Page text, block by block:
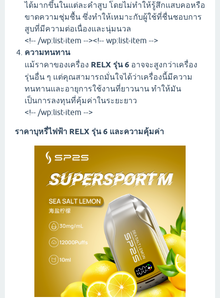
ได้มากขึ้นในแต่ละคำสูบ โดยไม่ทำให้รู้สึกแสบคอหรือ
ขาดความชุ่มชื้น ซึ่งทำให้เหมาะกับผู้ใช้ที่ชื่นชอบการ
สูบที่มีความต่อเนื่องและนุ่มนวล
<!-- /wp:list-item --><!-- wp:list-item -->
ความทนทาน
แม้ราคาของเครื่อง RELX รุ่น 6 อาจจะสูงกว่าเครื่อง
รุ่นอื่น ๆ แต่คุณสามารถมั่นใจได้ว่าเครื่องนี้มีความ
ทนทานและอายุการใช้งานที่ยาวนาน ทำให้มัน
เป็นการลงทุนที่คุ้มค่าในระยะยาว
<!-- /wp:list-item -->
ราคาบุหรี่ไฟฟ้า RELX รุ่น 6 และความคุ้มค่า